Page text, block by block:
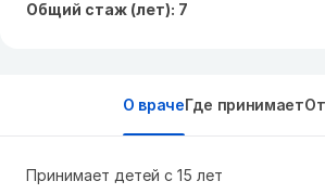
Общий стаж (лет): 7
О врачеГде принимает
Принимает детей с 15 лет